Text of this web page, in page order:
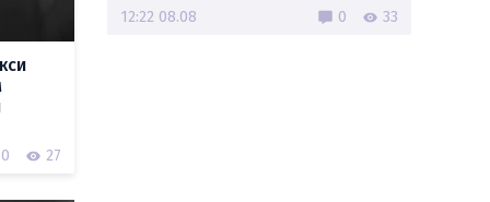
0 27
12:22 08.08 0 33